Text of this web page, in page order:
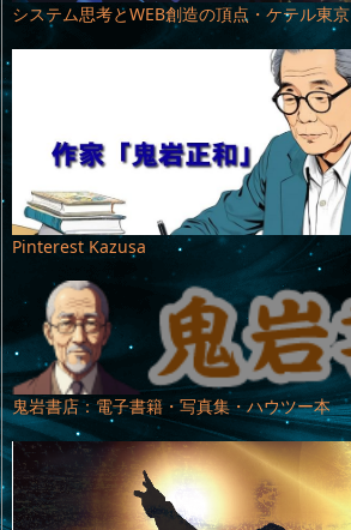
システム思考とWEB創造の頂点・ケテル東京
Pinterest Kazusa
鬼岩書店：電子書籍・写真集・ハウツー本